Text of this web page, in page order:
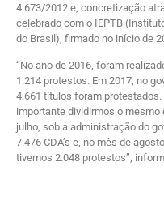
4.673/2012 e, concretização
celebrado com o IEPTB
do Brasil), firmado no início de
“No ano de 2016, foram
1.214 protestos. Em 2017, no
4.661 títulos foram protestados.
importante dividirmos o
julho, sob a administração do
7.476 CDA’s e, no mês de
tivemos 2.048 protestos”,